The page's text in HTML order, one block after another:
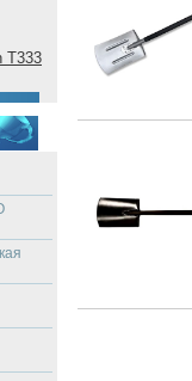
T333